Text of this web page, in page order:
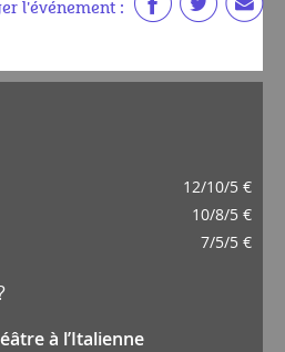
l'événement :
12/10/5 €
10/8/5 €
7/5/5 €
à l’Italienne